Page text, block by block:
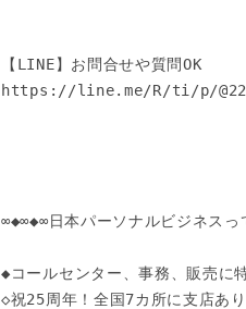
【LINE】お問合せや質問OK
https://line.me/R/ti/p/
∞◆∞◆∞日本パーソナルビジネスっ
◆コールセンター、事務、販売に
◇祝25周年！全国7カ所に支店あり